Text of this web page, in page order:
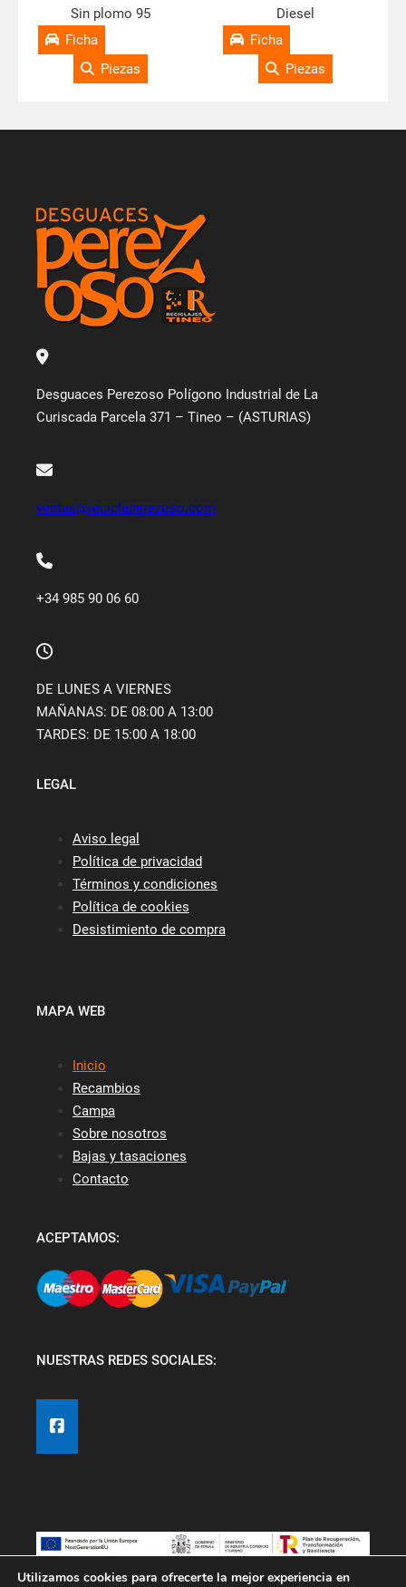
Sin plomo 95
Ficha
Piezas
Diesel
Ficha
Piezas
Desguaces Perezoso Polígono Industrial de La
Curiscada Parcela 371 – Tineo – (ASTURIAS)
ventas@reciclaperezoso.com
+34 985 90 06 60
DE LUNES A VIERNES
MAÑANAS: DE 08:00 A 13:00
TARDES: DE 15:00 A 18:00
LEGAL
Aviso legal
Política de privacidad
Términos y condiciones
Política de cookies
Desistimiento de compra
MAPA WEB
Inicio
Recambios
Campa
Sobre nosotros
Bajas y tasaciones
Contacto
ACEPTAMOS:
NUESTRAS REDES SOCIALES:
Utilizamos cookies para ofrecerte la mejor experiencia en